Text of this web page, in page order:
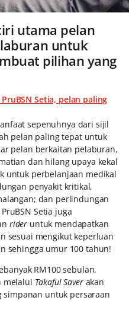
utama pelan
untuk
pilihan yang
Setia, pelan paling
sepenuhnya dari sijil
pelan paling tepat untuk
pelan berkaitan pelaburan,
dan hilang upaya kekal
untuk perbelanjaan medikal
penyakit kritikal,
dan perlindungan
Setia juga
rider untuk mendapatkan
sesuai mengikut keperluan
sehingga umur 100 tahun!
RM100 sebulan,
melalui Takaful Saverakan
untuk persaraan